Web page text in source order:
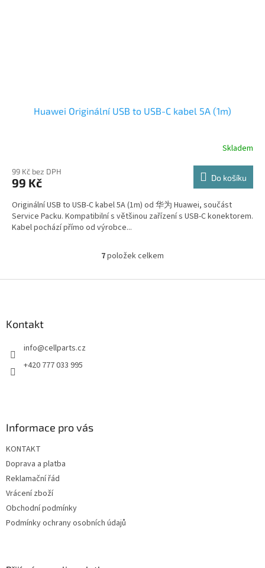
Huawei Originální USB to USB-C kabel 5A (1m)
Skladem
99 Kč bez DPH
99 Kč Do košíku
Originální USB to USB-C kabel 5A (1m) od 华为 Huawei, součást
Service Packu. Kompatibilní s většinou zařízení s USB-C konektorem.
Kabel pochází přímo od výrobce...
O
l
7položek celkem
Kontakt
info@cellparts.cz
+420 777 033 995
Informace pro vás
KONTAKT
Doprava a platba
Reklamační řád
Vrácení zboží
Obchodní podmínky
Podmínky ochrany osobních údajů